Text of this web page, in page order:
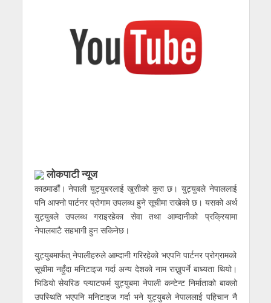
लोकपाटी न्यूज
काठमाडौं। नेपाली युट्युबरलाई खुसीको कुरा छ। युट्युबले नेपाललाई
पनि आफ्नो पार्टनर प्रोगाम उपलब्ध हुने सूचीमा राखेको छ। यसको अर्थ
युट्युबले उपलब्ध गराइरहेका सेवा तथा आम्दानीको प्रक्रियामा
नेपालबाटै सहभागी हुन सकिनेछ।
युट्युबमार्फत् नेपालीहरुले आम्दानी गरिरहेको भएपनि पार्टनर प्रोग्रामको
सूचीमा नहुँदा मनिटाइज गर्दा अन्य देशको नाम राख्नुपर्ने बाध्यता थियो।
भिडियो सेयरिङ प्ल्याटफर्म युट्युबमा नेपाली कन्टेन्ट निर्माताको बाक्लो
उपस्थिति भएपनि मनिटाइज गर्दा भने युट्युबले नेपाललाई पहिचान नै